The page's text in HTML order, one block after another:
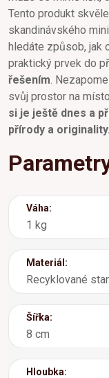
Tento produkt
skandinávského
hledáte způsob, jak
praktický prvek do
řešením .
svůj prostor na
si je ještě dnes a
přírody a originality.
Váha:
1 kg
Materiál:
Recyklované
Šířka:
8 cm
Hloubka: